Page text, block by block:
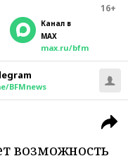
16+
Канал в
MAX
max.ru/bfm
BFMnews
возможность